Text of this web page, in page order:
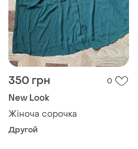
350 грн 0
New Look
Жіноча сорочка
Другой